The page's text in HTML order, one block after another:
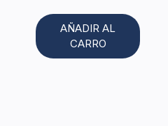
AÑADIR AL
CARRO